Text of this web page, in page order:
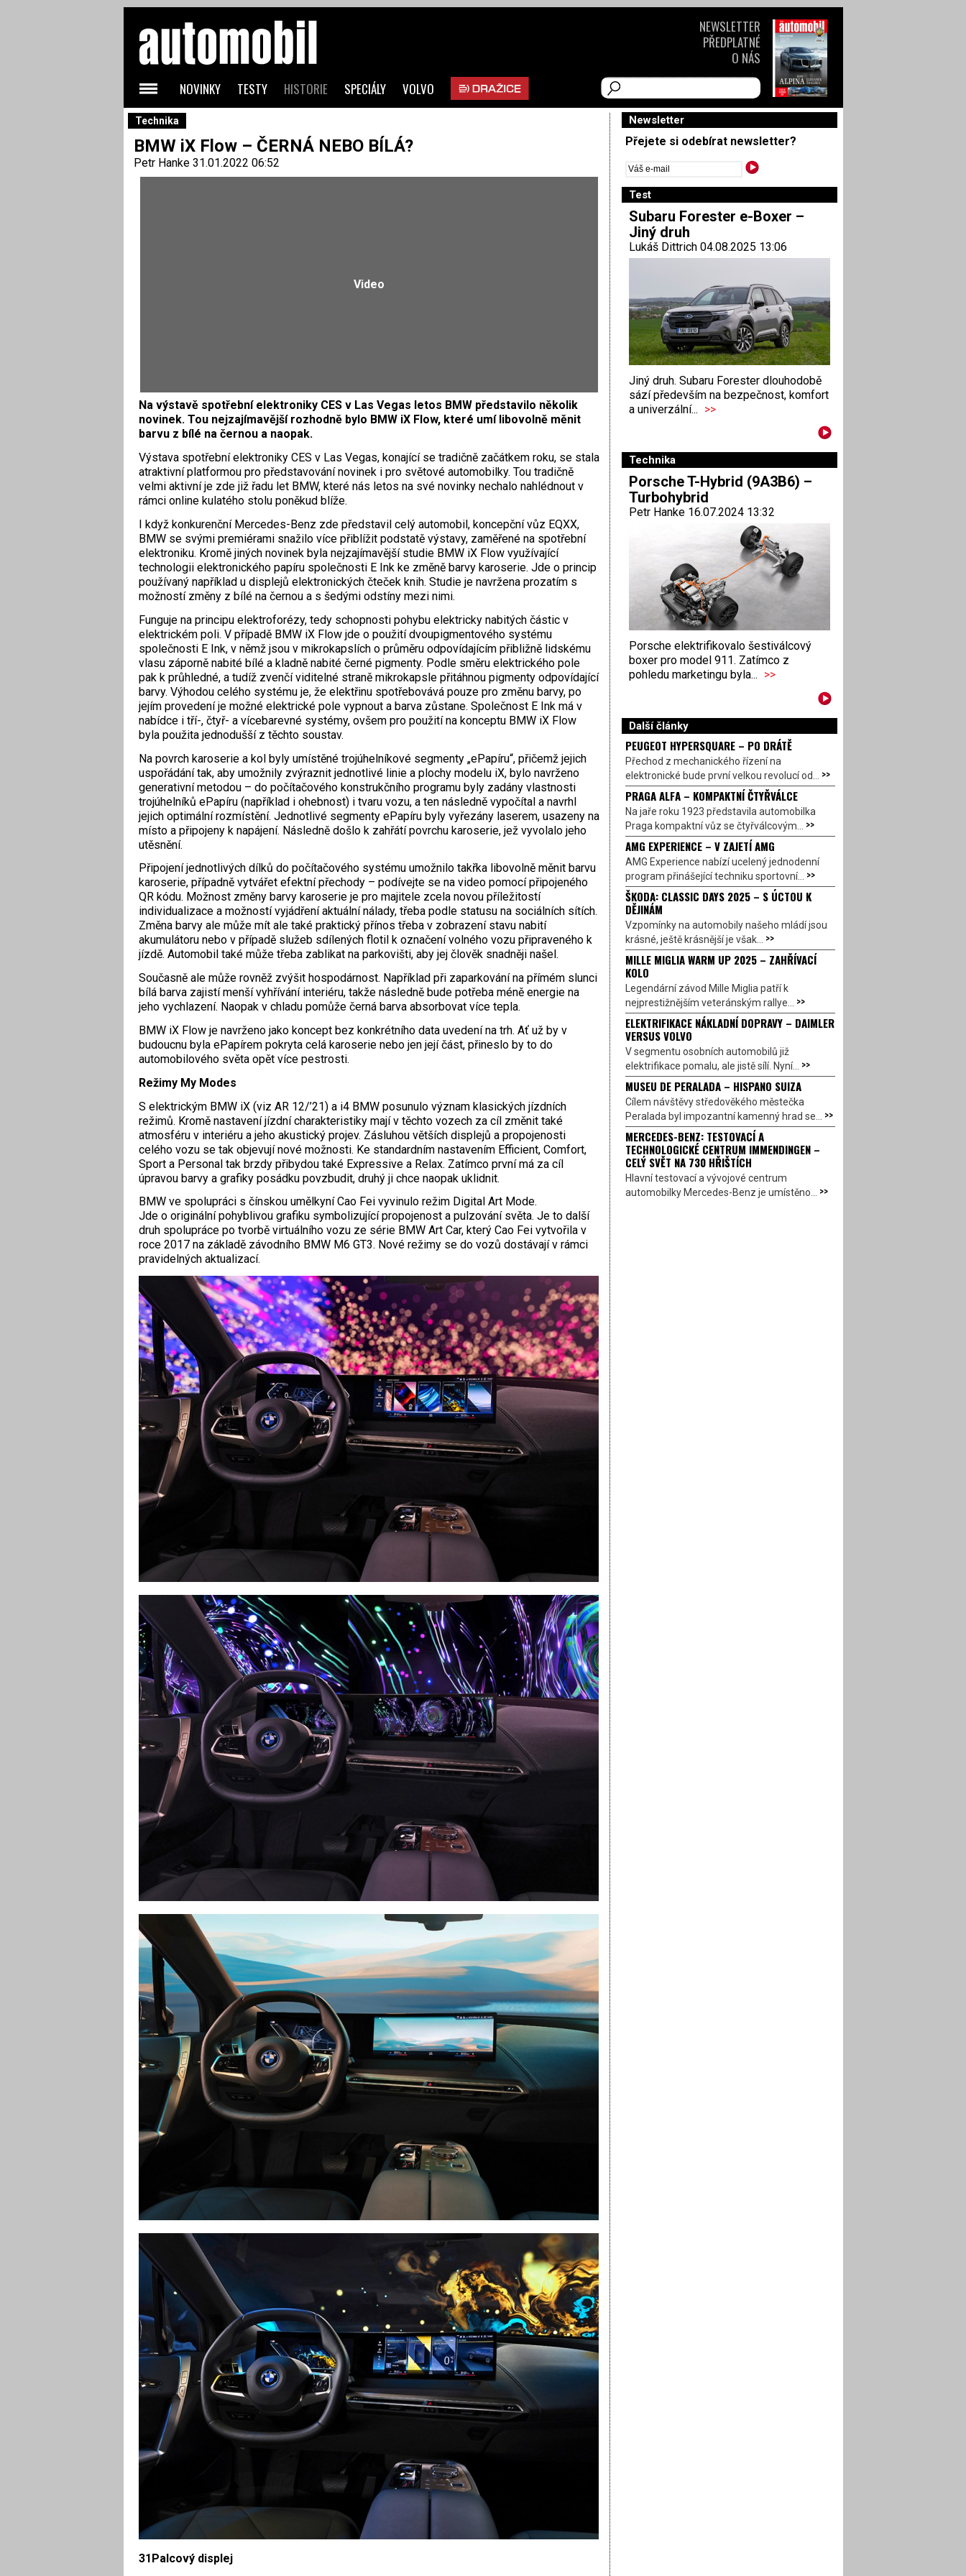
Technika
BMW iX Flow – ČERNÁ NEBO BÍLÁ?
Petr Hanke31.01.2022 06:52
Video
Na výstavě spotřební elektroniky CES v Las Vegas letos BMW představilo několik
novinek. Tou nejzajímavější rozhodně bylo BMW iX Flow, které umí libovolně měnit
barvu z bílé na černou a naopak.
Výstava spotřební elektroniky CES v Las Vegas, konající se tradičně začátkem roku, se stala
atraktivní platformou pro představování novinek i pro světové automobilky. Tou tradičně
velmi aktivní je zde již řadu let BMW, které nás letos na své novinky nechalo nahlédnout v
rámci online kulatého stolu poněkud blíže.
I když konkurenční Mercedes-Benz zde představil celý automobil, koncepční vůz EQXX,
BMW se svými premiérami snažilo více přiblížit podstatě výstavy, zaměřené na spotřební
elektroniku. Kromě jiných novinek byla nejzajímavější studie BMW iX Flow využívající
technologii elektronického papíru společnosti E Ink ke změně barvy karoserie. Jde o princip
používaný například u displejů elektronických čteček knih. Studie je navržena prozatím s
možností změny z bílé na černou a s šedými odstíny mezi nimi.
Funguje na principu elektroforézy, tedy schopnosti pohybu elektricky nabitých částic v
elektrickém poli. V případě BMW iX Flow jde o použití dvoupigmentového systému
společnosti E Ink, v němž jsou v mikrokapslích o průměru odpovídajícím přibližně lidskému
vlasu záporně nabité bílé a kladně nabité černé pigmenty. Podle směru elektrického pole
pak k průhledné, a tudíž zvenčí viditelné straně mikrokapsle přitáhnou pigmenty odpovídající
barvy. Výhodou celého systému je, že elektřinu spotřebovává pouze pro změnu barvy, po
jejím provedení je možné elektrické pole vypnout a barva zůstane. Společnost E Ink má v
nabídce i tří-, čtyř- a vícebarevné systémy, ovšem pro použití na konceptu BMW iX Flow
byla použita jednodušší z těchto soustav.
Na povrch karoserie a kol byly umístěné trojúhelníkové segmenty „ePapíru“, přičemž jejich
uspořádání tak, aby umožnily zvýraznit jednotlivé linie a plochy modelu iX, bylo navrženo
generativní metodou – do počítačového konstrukčního programu byly zadány vlastnosti
trojúhelníků ePapíru (například i ohebnost) i tvaru vozu, a ten následně vypočítal a navrhl
jejich optimální rozmístění. Jednotlivé segmenty ePapíru byly vyřezány laserem, usazeny na
místo a připojeny k napájení. Následně došlo k zahřátí povrchu karoserie, jež vyvolalo jeho
utěsnění.
Připojení jednotlivých dílků do počítačového systému umožnilo takřka libovolně měnit barvu
karoserie, případně vytvářet efektní přechody – podívejte se na video pomocí připojeného
QR kódu. Možnost změny barvy karoserie je pro majitele zcela novou příležitostí
individualizace a možností vyjádření aktuální nálady, třeba podle statusu na sociálních sítích.
Změna barvy ale může mít ale také praktický přínos třeba v zobrazení stavu nabití
akumulátoru nebo v případě služeb sdílených flotil k označení volného vozu připraveného k
jízdě. Automobil také může třeba zablikat na parkovišti, aby jej člověk snadněji našel.
Současně ale může rovněž zvýšit hospodárnost. Například při zaparkování na přímém slunci
bílá barva zajistí menší vyhřívání interiéru, takže následně bude potřeba méně energie na
jeho vychlazení. Naopak v chladu pomůže černá barva absorbovat více tepla.
BMW iX Flow je navrženo jako koncept bez konkrétního data uvedení na trh. Ať už by v
budoucnu byla ePapírem pokryta celá karoserie nebo jen její část, přineslo by to do
automobilového světa opět více pestrosti.
Režimy My Modes
S elektrickým BMW iX (viz AR 12/’21) a i4 BMW posunulo význam klasických jízdních
režimů. Kromě nastavení jízdní charakteristiky mají v těchto vozech za cíl změnit také
atmosféru v interiéru a jeho akustický projev. Zásluhou větších displejů a propojenosti
celého vozu se tak objevují nové možnosti. Ke standardním nastavením Efficient, Comfort,
Sport a Personal tak brzdy přibydou také Expressive a Relax. Zatímco první má za cíl
úpravou barvy a grafiky posádku povzbudit, druhý ji chce naopak uklidnit.
BMW ve spolupráci s čínskou umělkyní Cao Fei vyvinulo režim Digital Art Mode.
Jde o originální pohyblivou grafiku symbolizující propojenost a pulzování světa. Je to další
druh spolupráce po tvorbě virtuálního vozu ze série BMW Art Car, který Cao Fei vytvořila v
roce 2017 na základě závodního BMW M6 GT3. Nové režimy se do vozů dostávají v rámci
pravidelných aktualizací.
31Palcový displej
Newsletter
Přejete si odebírat newsletter?
Test
Subaru Forester e-Boxer –
Jiný druh
Lukáš Dittrich 04.08.2025 13:06
Jiný druh. Subaru Forester dlouhodobě
sází především na bezpečnost, komfort
a univerzální... >>
Technika
Porsche T-Hybrid (9A3B6) –
Turbohybrid
Petr Hanke 16.07.2024 13:32
Porsche elektrifikovalo šestiválcový
boxer pro model 911. Zatímco z
pohledu marketingu byla... >>
Další články
PEUGEOT HYPERSQUARE – PO DRÁTĚ
Přechod z mechanického řízení na
elektronické bude první velkou revolucí od... >>
PRAGA ALFA – KOMPAKTNÍ ČTYŘVÁLCE
Na jaře roku 1923 představila automobilka
Praga kompaktní vůz se čtyřválcovým... >>
AMG EXPERIENCE – V ZAJETÍ AMG
AMG Experience nabízí ucelený jednodenní
program přinášející techniku sportovní... >>
ŠKODA: CLASSIC DAYS 2025 – S ÚCTOU K
DĚJINÁM
Vzpomínky na automobily našeho mládí jsou
krásné, ještě krásnější je však... >>
MILLE MIGLIA WARM UP 2025 – ZAHŘÍVACÍ
KOLO
Legendární závod Mille Miglia patří k
nejprestižnějším veteránským rallye... >>
ELEKTRIFIKACE NÁKLADNÍ DOPRAVY – DAIMLER
VERSUS VOLVO
V segmentu osobních automobilů již
elektrifikace pomalu, ale jistě sílí. Nyní... >>
MUSEU DE PERALADA – HISPANO SUIZA
Cílem návštěvy středověkého městečka
Peralada byl impozantní kamenný hrad se... >>
MERCEDES-BENZ: TESTOVACÍ A
TECHNOLOGICKÉ CENTRUM IMMENDINGEN –
CELÝ SVĚT NA 730 HŘIŠTÍCH
Hlavní testovací a vývojové centrum
automobilky Mercedes-Benz je umístěno... >>
NOVINKY TESTY HISTORIE SPECIÁLY VOLVO
NEWSLETTER
PŘEDPLATNÉ
O NÁS